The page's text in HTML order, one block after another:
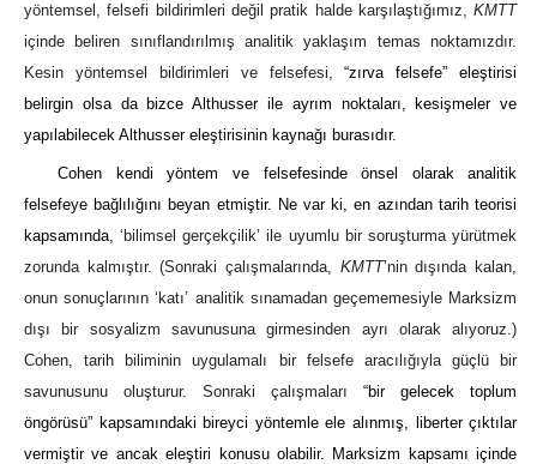
yöntemsel, felsefi bildirimleri değil pratik halde karşılaştığımız,KMTT
içinde beliren sınıflandırılmış analitik yaklaşım temas noktamızdır.
Kesin yöntemsel bildirimleri ve felsefesi,“zırva felsefe” eleştirisi
belirgin olsa da bizce Althusser ile ayrım noktaları, kesişmeler ve
yapılabilecek Althusser eleştirisinin kaynağı burasıdır.
Cohen kendi yöntem ve felsefesinde önsel olarak analitik
felsefeye bağlılığını beyan etmiştir. Ne var ki, en azından tarih teorisi
kapsamında,‘bilimsel gerçekçilik’ ile uyumlu bir soruşturma yürütmek
zorunda kalmıştır. (Sonraki çalışmalarında, KMTT’nin dışında kalan,
onun sonuçlarının ‘katı’ analitik sınamadan geçememesiyle Marksizm
dışı bir sosyalizm savunusuna girmesinden ayrı olarak alıyoruz.)
Cohen, tarih biliminin uygulamalı bir felsefe aracılığıyla güçlü bir
savunusunu oluşturur. Sonraki çalışmaları“bir gelecek toplum
öngörüsü” kapsamındaki bireyci yöntemle ele alınmış, liberter çıktılar
vermiştir ve ancak eleştiri konusu olabilir. Marksizm kapsamı içinde